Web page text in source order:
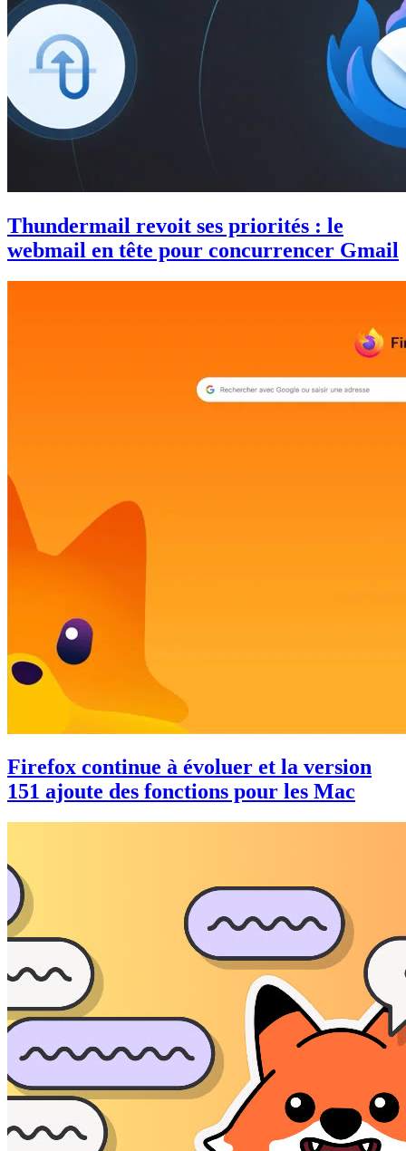
Thundermail revoit ses priorités : le
webmail en tête pour concurrencer Gmail
Firefox continue à évoluer et la version
151 ajoute des fonctions pour les Mac